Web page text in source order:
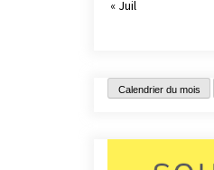
« Juil
Calendrier du mois